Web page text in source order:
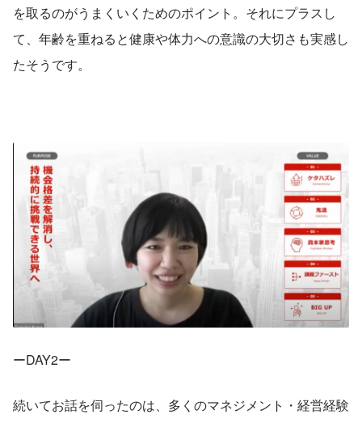
を取るのがうまくいくためのポイント。それにプラスし
て、年齢を重ねると健康や体力への意識の大切さも実感し
たそうです。
ーDAY2ー
続いてお話を伺ったのは、多くのマネジメント・経営経験